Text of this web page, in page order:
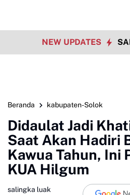
NEW UPDATES
Beranda kabupaten-Solok
Didaulat Jadi
Saat Akan Hadiri
Kawua Tahun, Ini
KUA Hilgum
salingka luak